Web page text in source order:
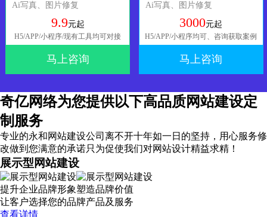
Ai写真、图片修复
9.9元起
H5/APP/小程序/现有工具均可对接
马上咨询
Ai写真、图片修复
3000元起
H5/APP/小程序均可、咨询获取案例
马上咨询
奇亿网络为您提供以下高品质网站建设定
制服务
专业的永和网站建设公司离不开十年如一日的坚持， 用心服务修
改做到您满意的承诺只为促使我们对网站设计精益求精！
展示型网站建设
提升企业品牌形象塑造品牌价值
让客户选择您的品牌产品及服务
查看详情